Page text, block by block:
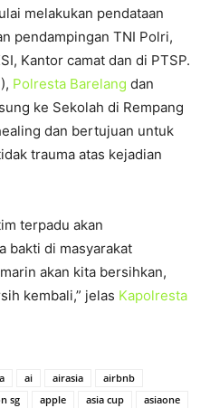
melakukan pendataan
pendampingan TNI Polri,
Kantor camat dan di PTSP.
Polresta Barelang dan
ke Sekolah di Rempang
dan bertujuan untuk
trauma atas kejadian
terpadu akan
bakti di masyarakat
akan kita bersihkan,
kembali,” jelas Kapolresta
ai airasia
airbnb
sg apple asia cup
asiaone